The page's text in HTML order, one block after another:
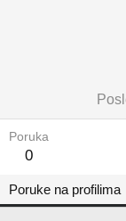
Poruka
0
Poruke na profilima